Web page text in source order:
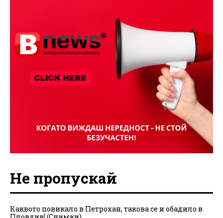
Не пропускай
Каквото повикало в Петрохан, такова се и обадило в